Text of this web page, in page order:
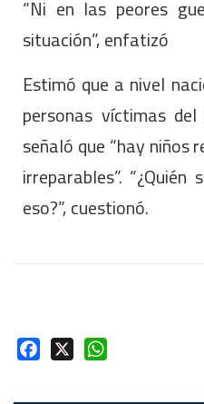
“Ni en las peores
situación”, enfatizó
Estimó que a nivel
personas víctimas
señaló que “hay niños
irreparables”.
eso?”, cuestionó.
Facebook